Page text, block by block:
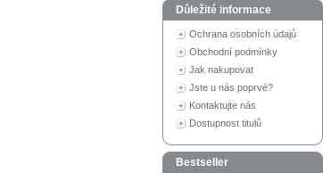
Důležité informace
Ochrana osobních údajů
Obchodní podmínky
Jak nakupovat
Jste u nás poprvé?
Kontaktujte nás
Dostupnost titulů
Bestseller